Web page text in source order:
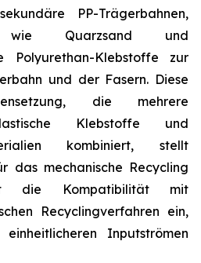
PP-Trägerbahnen,
wie Quarzsand und
Polyurethan-Klebstoffe zur
und der Fasern. Diese
die mehrere
Klebstoffe und
kombiniert, stellt
das mechanische Recycling
die Kompatibilität mit
Recyclingverfahren ein,
Inputströmen